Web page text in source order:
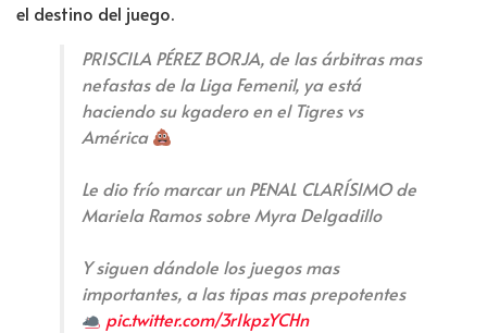
el destino del juego.
PRISCILA PÉREZ BORJA, de las árbitras mas
nefastas de la Liga Femenil, ya está
haciendo su kgadero en el Tigres vs
América
Le dio frío marcar un PENAL CLARÍSIMO de
Mariela Ramos sobre Myra Delgadillo
Y siguen dándole los juegos mas
importantes, a las tipas mas prepotentes
pic.twitter.com/3rIkpzYCHn